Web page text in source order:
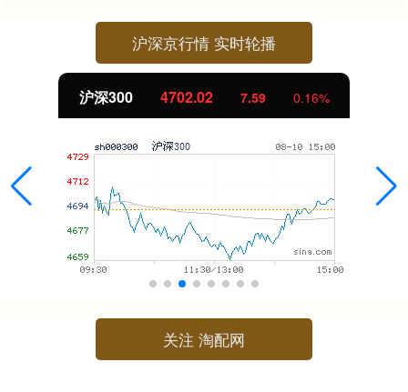
沪深京行情 实时轮播
沪深300 4702.02 7.59 0.16%
关注 淘配网